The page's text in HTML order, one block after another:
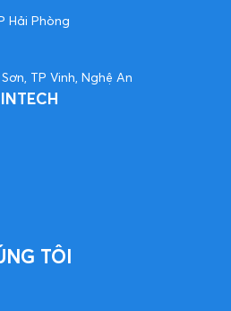
TÔI
Hải Phòng
TP Vinh, Nghệ An